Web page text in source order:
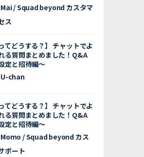
Mai / Squad beyond カスタマ
ス
てどうする？】 チャットでよ
る質問まとめました！Q&A
定と招待編〜
U-chan
てどうする？】 チャットでよ
る質問まとめました！Q&A
定と招待編〜
Momo / Squad beyond カス
ポート